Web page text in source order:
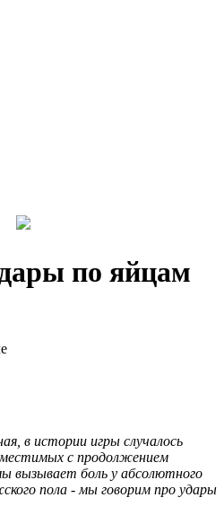
по яйцам
в истории игры случалось
с продолжением
вызывает боль у абсолютного
пола - мы говорим про удары